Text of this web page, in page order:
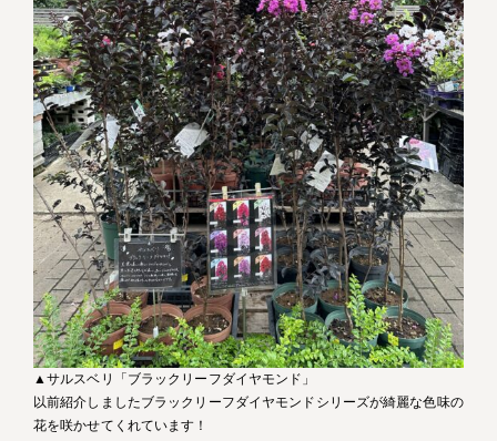
▲サルスベリ「ブラックリーフダイヤモンド」
以前紹介しましたブラックリーフダイヤモンドシリーズが綺麗な色味の
花を咲かせてくれています！